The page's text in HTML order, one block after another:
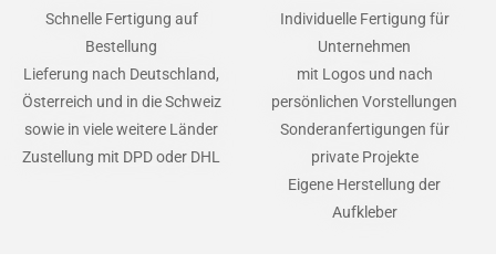
Schnelle Fertigung auf
Bestellung
Lieferung nach Deutschland,
Österreich und in die Schweiz
sowie in viele weitere Länder
Zustellung mit DPD oder DHL
Individuelle Fertigung für
Unternehmen
mit Logos und nach
persönlichen Vorstellungen
Sonderanfertigungen für
private Projekte
Eigene Herstellung der
Aufkleber